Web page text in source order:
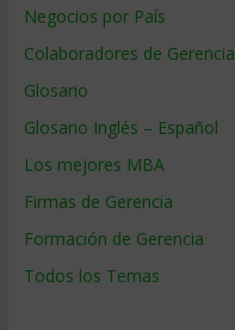
Negocios por País
Colaboradores de Gerencia
Glosario
Glosario Inglés – Español
Los mejores MBA
Firmas de Gerencia
Formación de Gerencia
Todos los Temas